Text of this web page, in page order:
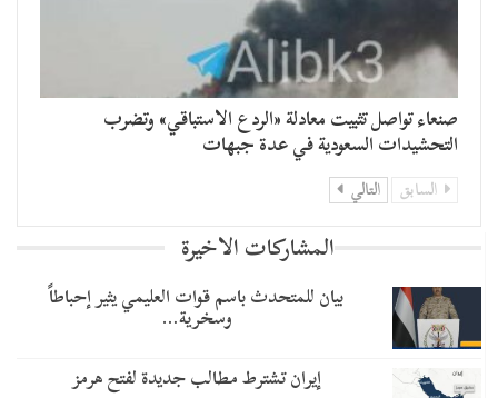
صنعاء تواصل تثبيت معادلة «الردع الاستباقي» وتضرب
التحشيدات السعودية في عدة جبهات
السابق التالي
المشاركات الاخيرة
بيان للمتحدث باسم قوات العليمي يثير إحباطاً
وسخرية…
إيران تشترط مطالب جديدة لفتح هرمز